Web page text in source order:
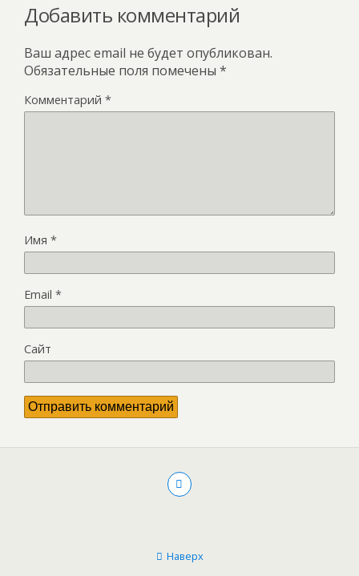
Добавить комментарий
Ваш адрес email не будет опубликован.
Обязательные поля помечены *
Комментарий *
Имя *
Email *
Сайт
Наверх